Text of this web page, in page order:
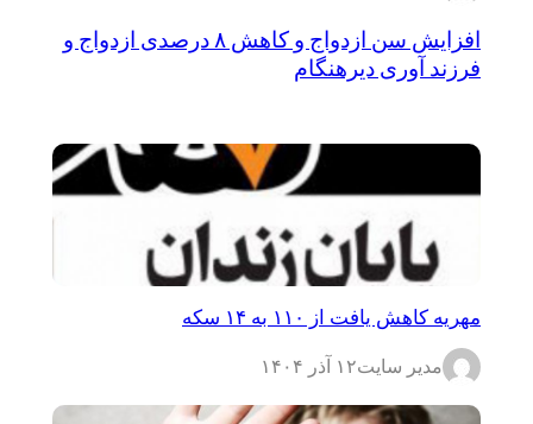
افزایش سن ازدواج و کاهش ۸ درصدی ازدواج و
فرزند آوری دیرهنگام
مهریه کاهش یافت از ۱۱۰ به ۱۴ سکه
مدیر سایت۱۲ آذر ۱۴۰۴